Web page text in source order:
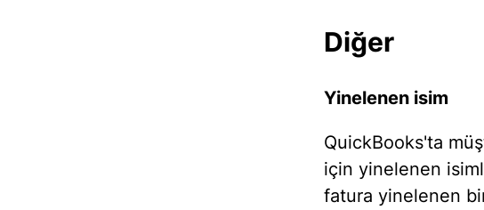
Diğer
Yinelenen isim
QuickBooks'ta
için yinelenen
fatura yinelenen